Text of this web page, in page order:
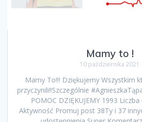
Mamy to !
10 października 2021
Mamy To!!! Dziękujemy Wszystkim
przyczynili!!Szczególnie
POMOC DZIĘKUJEMY 1993
Aktywność Promuj post 38Ty i 37